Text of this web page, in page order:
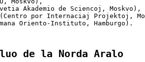
Akademio de Sciencoj, Moskvo),
(Centro por Internaciaj Projektoj,
de la Norda Aralo